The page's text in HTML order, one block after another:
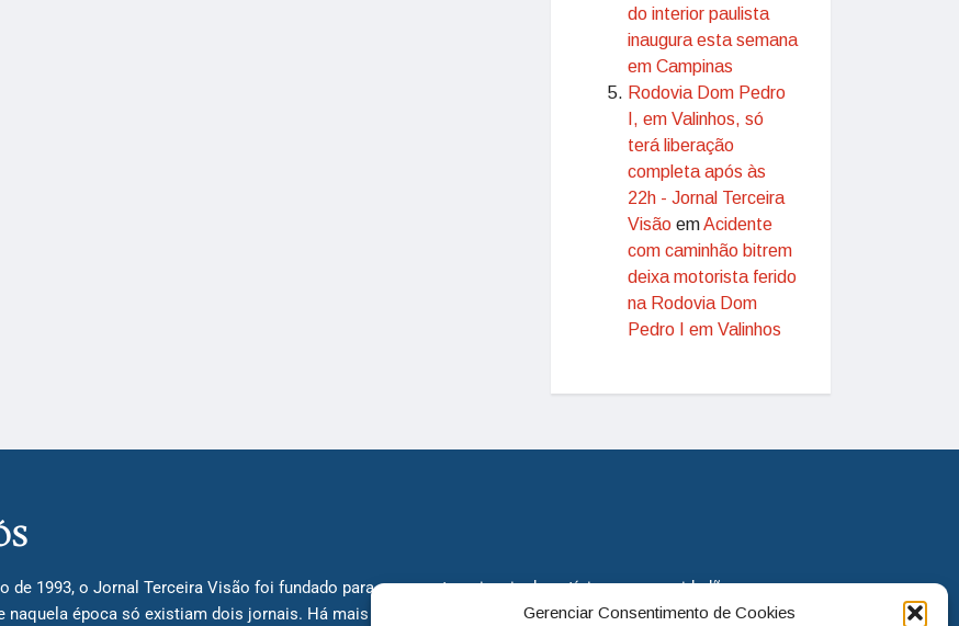
Gerenciar Consentimento de Cookies
do interior paulista
inaugura esta semana
em Campinas
Rodovia Dom Pedro
I, em Valinhos, só
terá liberação
completa após às
22h - Jornal Terceira
Visão emAcidente
com caminhão bitrem
deixa motorista ferido
na Rodovia Dom
Pedro I em Valinhos
de 1993, o Jornal Terceira Visão foi fundado para ser uma terceira via de notícias para os cidadãos
naquela época só existiam dois jornais. Há mais de 30 anos, o jornal continua assumindo o papel